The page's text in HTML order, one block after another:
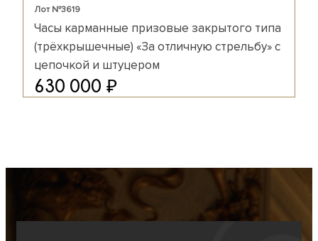
Лот №3619
Часы карманные призовые закрытого типа
(трёхкрышечные) «За отличную стрельбу» с
цепочкой и штуцером
630 000 ₽